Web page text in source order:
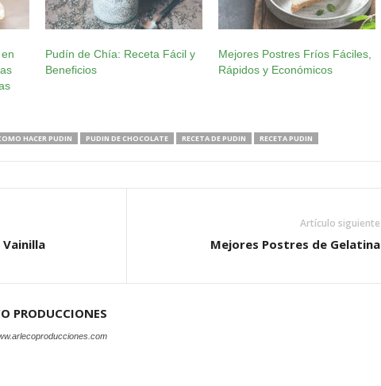
Pudín de Chía: Receta Fácil y
Beneficios
Mejores Postres Fríos Fáciles,
Rápidos y Económicos
HACER PUDIN PUDIN DE CHOCOLATE RECETA DE PUDIN RECETA PUDIN
Artículo siguiente
Mejores Postres de Gelatina
PRODUCCIONES